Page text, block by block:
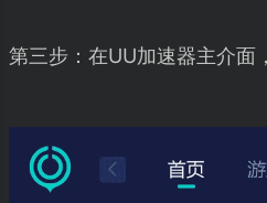
第三步：在UU加速器主介面